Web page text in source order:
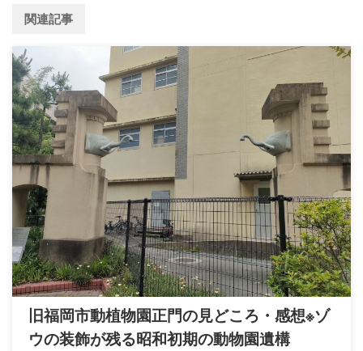
関連記事
旧福岡市動植物園正門の見どころ・感想※ゾ
ウの装飾が残る昭和初期の動物園遺構